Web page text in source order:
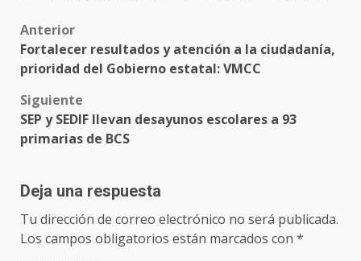
Post
navigation
Anterior
Fortalecer resultados y atención a la ciudadanía,
prioridad del Gobierno estatal: VMCC
Siguiente
SEP y SEDIF llevan desayunos escolares a 93
primarias de BCS
Deja una respuesta
Tu dirección de correo electrónico no será publicada.
Los campos obligatorios están marcados con *